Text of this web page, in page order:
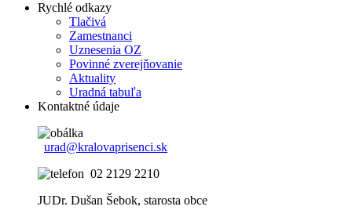
Rychlé odkazy
Tlačivá
Zamestnanci
Uznesenia OZ
Povinné zverejňovanie
Aktuality
Uradná tabuľa
Kontaktné údaje
urad@kralovaprisenci.sk
02 2129 2210
JUDr. Dušan Šebok, starosta obce